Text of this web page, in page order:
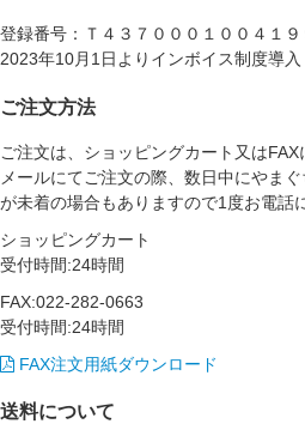
登録番号：Ｔ４３７０００１００４１９
2023年10月1日よりインボイス制度導入
ご注文方法
ご注文は、ショッピングカート又は
メールにてご注文の際、数日中にやま
が未着の場合もありますので1度お電話
ショッピングカート
受付時間:24時間
FAX:022-282-0663
受付時間:24時間
FAX注文用紙ダウンロード
送料について